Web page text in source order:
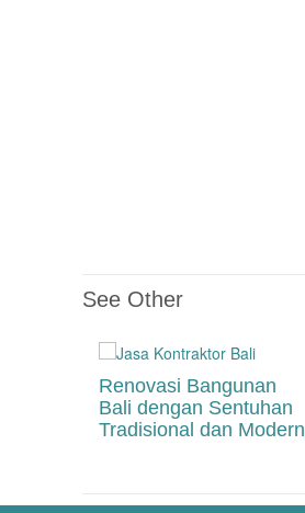
See Other
Renovasi Bangunan
Bali dengan Sentuhan
Tradisional dan Modern